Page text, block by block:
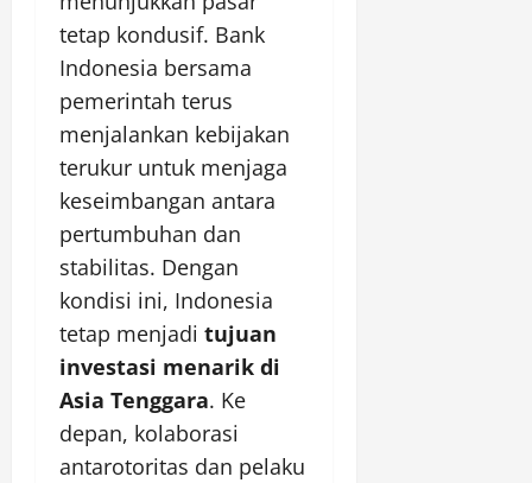
tetap kondusif. Bank
Indonesia bersama
pemerintah terus
menjalankan kebijakan
terukur untuk menjaga
keseimbangan antara
pertumbuhan dan
stabilitas. Dengan
kondisi ini, Indonesia
tetap menjadi tujuan
investasi menarik di
Asia Tenggara. Ke
depan, kolaborasi
antarotoritas dan pelaku